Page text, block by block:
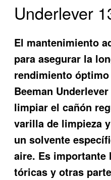
Underlever
El mantenimiento
para asegurar la
rendimiento
Beeman
limpiar el cañón
varilla de limpieza
un solvente
aire. Es
tóricas y otras